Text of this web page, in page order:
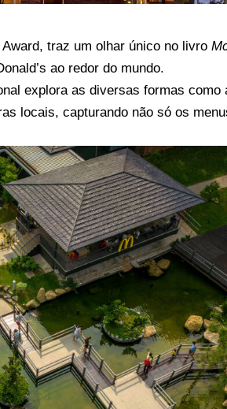
traz um olhar único no livro
ao redor do mundo.
explora as diversas formas como
locais, capturando não só os